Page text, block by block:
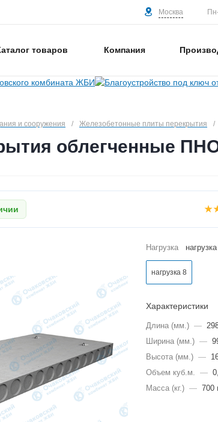
Москва
товаров Компания
и сооружения / Железобетонные плиты перекрытия /
облегченные ПНО
Нагрузка
нагрузка 8
Характеристики
Длина (мм.) —
Ширина (мм.) —
Высота (мм.) —
Объем куб.м. —
Масса (кг.) — 700